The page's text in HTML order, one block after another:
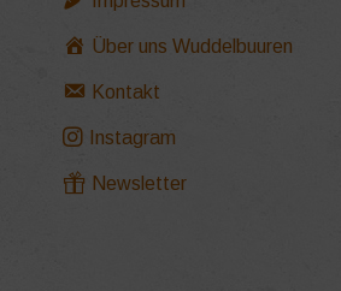
Über uns Wuddelbuuren
Kontakt
Instagram
Newsletter